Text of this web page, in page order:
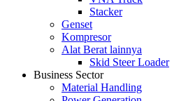
Stacker
Genset
Kompresor
Alat Berat lainnya
Skid Steer Loader
Business Sector
Material Handling